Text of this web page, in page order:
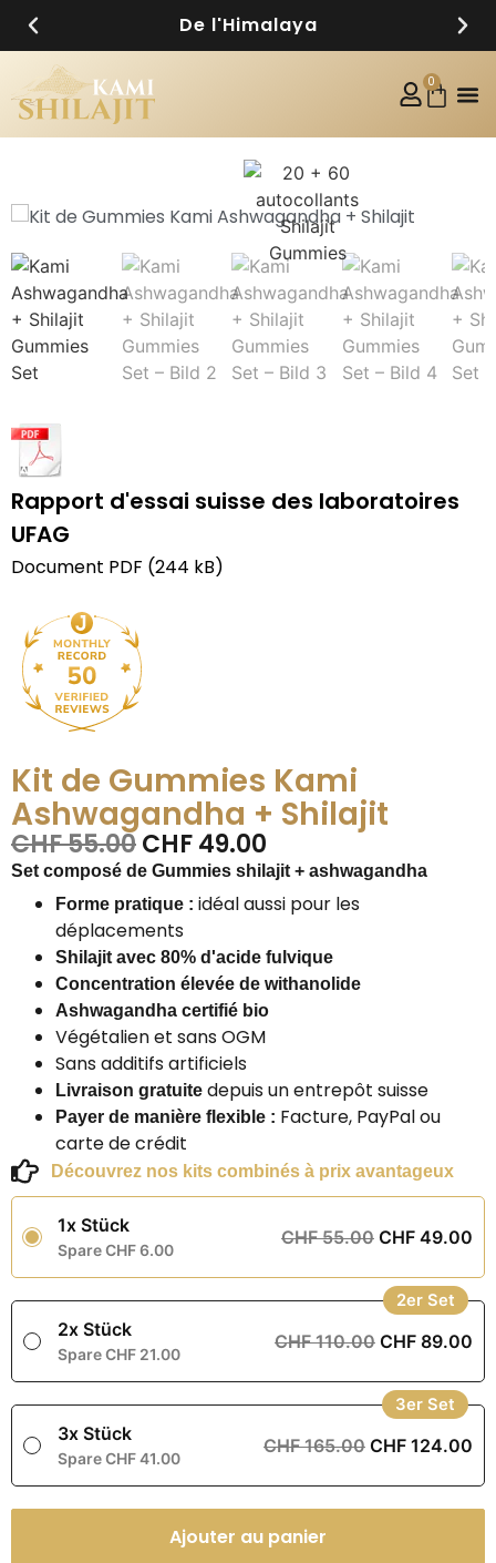
De l'Himalaya
0
Rapport d'essai suisse des laboratoires
UFAG
Document PDF (244 kB)
Kit de Gummies Kami
Ashwagandha + Shilajit
CHF55.00CHF49.00
Set composé de Gummies shilajit + ashwagandha
Forme pratique : idéal aussi pour les
déplacements
Shilajit avec 80% d'acide fulvique
Concentration élevée de withanolide
Ashwagandha certifié bio
Végétalien et sans OGM
Sans additifs artificiels
Livraison gratuite depuis un entrepôt suisse
Payer de manière flexible : Facture, PayPal ou
carte de crédit
Découvrez nos kits combinés à prix avantageux
1x Stück
Spare CHF 6.00
CHF 55.00 CHF 49.00
2er Set
2x Stück
Spare CHF 21.00
CHF 110.00 CHF 89.00
3er Set
3x Stück
Spare CHF 41.00
CHF 165.00 CHF 124.00
Ajouter au panier